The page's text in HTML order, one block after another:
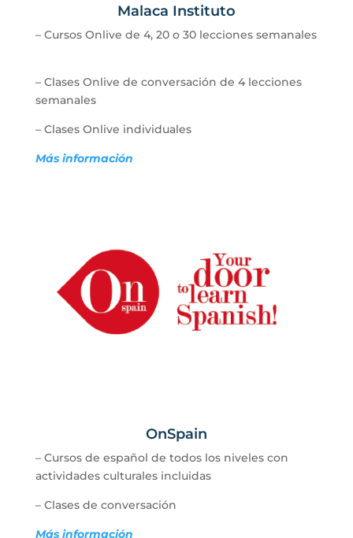
Malaca Instituto
– Cursos Onlive de 4, 20 o 30 lecciones semanales
– Clases Onlive de conversación de 4 lecciones
semanales
– Clases Onlive individuales
Más información
OnSpain
– Cursos de español de todos los niveles con
actividades culturales incluidas
– Clases de conversación
Más información